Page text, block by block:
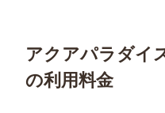
アクアパラダイ
の利用料金